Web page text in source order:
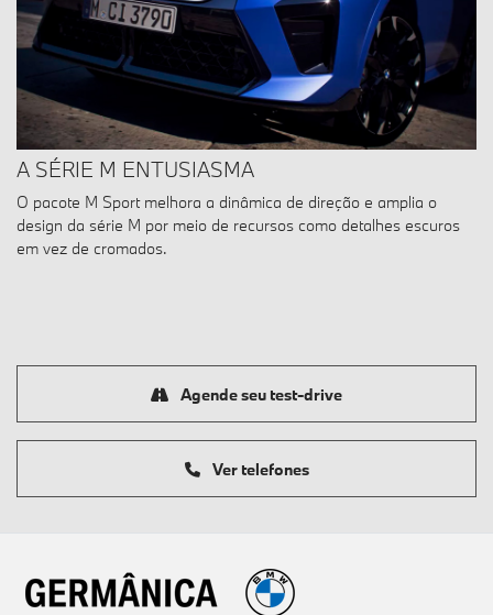
A SÉRIE M ENTUSIASMA
O pacote M Sport melhora a dinâmica de direção e amplia o
design da série M por meio de recursos como detalhes escuros
em vez de cromados.
Ver telefones
Agende seu test-drive